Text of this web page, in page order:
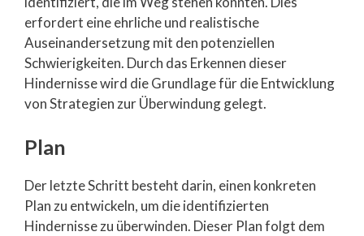
erfordert eine ehrliche und realistische
Auseinandersetzung mit den potenziellen
Schwierigkeiten. Durch das Erkennen dieser
Hindernisse wird die Grundlage für die Entwicklung
von Strategien zur Überwindung gelegt.
Plan
Der letzte Schritt besteht darin, einen konkreten
Plan zu entwickeln, um die identifizierten
Hindernisse zu überwinden. Dieser Plan folgt dem